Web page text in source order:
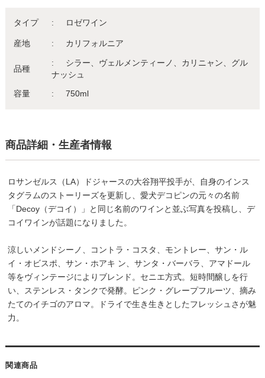
タイプ ロゼワイン
産地 カリフォルニア
品種
シラー、ヴェルメンティーノ、カリニャン、グル
ナッシュ
容量
750ml
商品詳細・生産者情報
ロサンゼルス（LA）ドジャースの大谷翔平投手が、自身のインス
タグラムのストーリーズを更新し、愛犬デコピンの元々の名前
「Decoy（デコイ）」と同じ名前のワインと並ぶ写真を投稿し、デ
コイワインが話題になりました。
涼しいメンドシーノ、コントラ・コスタ、モントレー、サン・ル
イ・オビスポ、サン・ホアキ ン、サンタ・バーバラ、アマドール
等をヴィンテージによりブレンド。セニエ方式。短時間醸しを行
い、ステンレス・タンクで発酵。ピンク・グレープフルーツ、摘み
たてのイチゴのアロマ。ドライで生き生きとしたフレッシュさが魅
力。
関連商品